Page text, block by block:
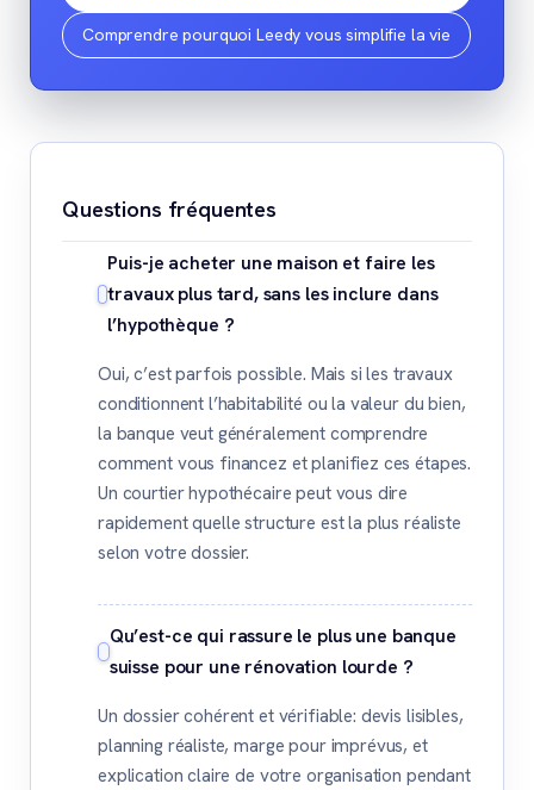
Comprendre pourquoi Leedy vous simplifie la vie
Questions fréquentes
Puis-je acheter une maison et faire les
travaux plus tard, sans les inclure dans
l’hypothèque ?
Oui, c’est parfois possible. Mais si les travaux
conditionnent l’habitabilité ou la valeur du bien,
la banque veut généralement comprendre
comment vous financez et planifiez ces étapes.
Un courtier hypothécaire peut vous dire
rapidement quelle structure est la plus réaliste
selon votre dossier.
Qu’est-ce qui rassure le plus une banque
suisse pour une rénovation lourde ?
Un dossier cohérent et vérifiable: devis lisibles,
planning réaliste, marge pour imprévus, et
explication claire de votre organisation pendant